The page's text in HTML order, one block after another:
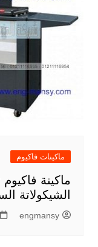
ماكينات فاكيوم
ماكينة
الشيكولاتة
engmansy